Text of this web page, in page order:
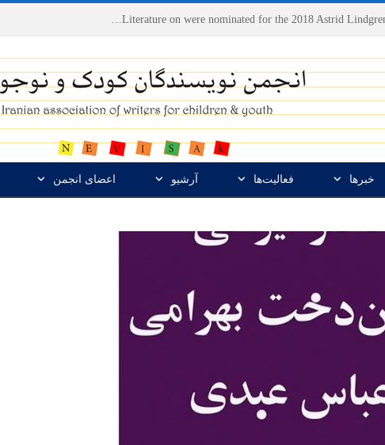
خبرها فعالیت‌ها آرشیو اعضای انجمن